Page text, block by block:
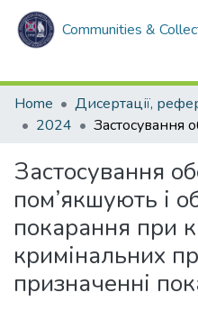
Communities &
Home
2024
Застосування
пом’якшують і
покарання при
кримінальних
призначенні